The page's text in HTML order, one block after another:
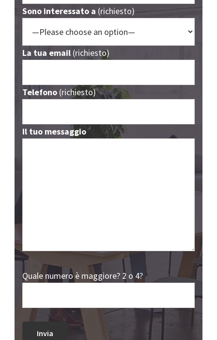
Sono interessato a (richiesto)
La tua email(richiesto)
Telefono(richiesto)
Il tuo messaggio
Quale numero è maggiore? 2 o 4?